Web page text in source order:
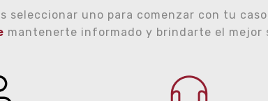
seleccionar uno para comenzar con tu
mantenerte informado y brindarte el mejor